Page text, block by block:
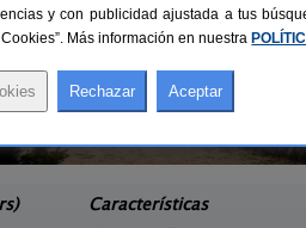
Características
y con publicidad ajustada a tus
Más información en nuestra